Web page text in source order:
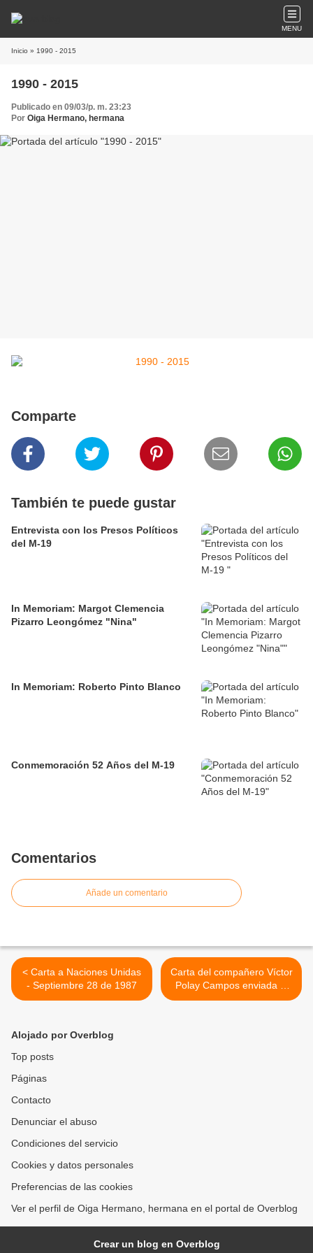
MENU
Inicio » 1990 - 2015
1990 - 2015
Publicado en 09/03/p. m. 23:23
Por Oiga Hermano, hermana
Comparte
También te puede gustar
Entrevista con los Presos Políticos
del M-19
In Memoriam: Margot Clemencia
Pizarro Leongómez "Nina"
In Memoriam: Roberto Pinto Blanco
Conmemoración 52 Años del M-19
Comentarios
Añade un comentario
< Carta a Naciones Unidas
- Septiembre 28 de 1987
Carta del compañero Víctor
Polay Campos enviada al
conversatorio en la Quinta
Alojado por Overblog
Top posts
Páginas
Contacto
Denunciar el abuso
Condiciones del servicio
Cookies y datos personales
Preferencias de las cookies
Ver el perfil de Oiga Hermano, hermana en el portal de Overblog
Crear un blog en Overblog